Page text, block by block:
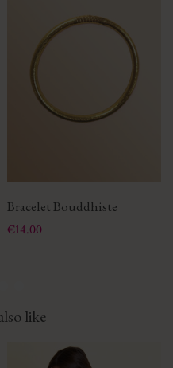
Bracelet Bouddhiste
Price
€14.00
like